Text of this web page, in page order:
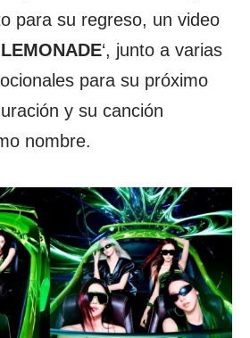
para su regreso, un video
‘, junto a varias
para su próximo
y su canción
nombre.